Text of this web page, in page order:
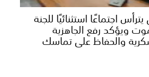
اجتماعًا استثنائيًا للجنة
ويؤكد رفع الجاهزية
والحفاظ على تماسك